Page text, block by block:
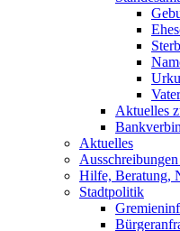
Aktuelles
Aktuelles
Hilfe, Beratung,
Stadtpolitik